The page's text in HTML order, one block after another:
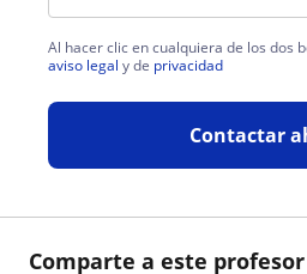
Comparte a este profesor
Al hacer clic en cualquiera de los dos
aviso legal y de privacidad
Contactar